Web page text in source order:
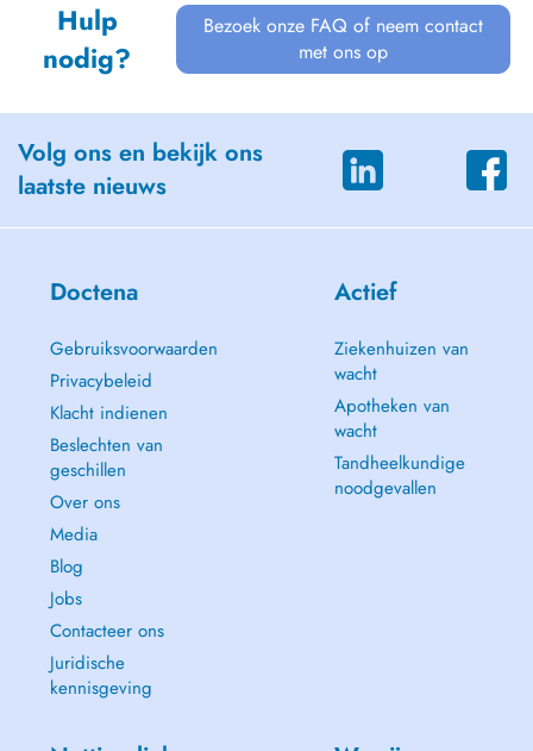
Hulp
nodig?
Bezoek onze FAQ of neem contact
met ons op
Volg ons en bekijk ons
laatste nieuws
Doctena
Gebruiksvoorwaarden
Privacybeleid
Klacht indienen
Beslechten van
geschillen
Over ons
Media
Blog
Jobs
Contacteer ons
Juridische
kennisgeving
Actief
Ziekenhuizen van
wacht
Apotheken van
wacht
Tandheelkundige
noodgevallen